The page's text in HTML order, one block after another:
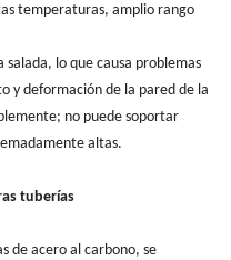
temperaturas, amplio rango
lo que causa problemas
y deformación de la pared de la
no puede soportar
altas.
tuberías
de acero al carbono, se